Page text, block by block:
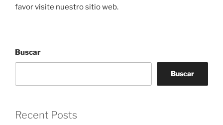
favor visite nuestro sitio web.
Buscar
Buscar
Recent Posts